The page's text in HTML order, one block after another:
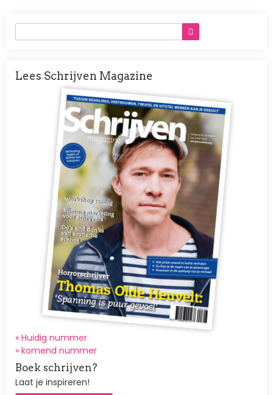
Lees Schrijven Magazine
Afbeelding
» Huidig nummer
» komend nummer
Boek schrijven?
Laat je inspireren!